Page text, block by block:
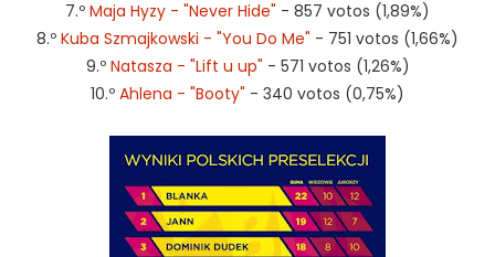
7.º Maja Hyzy - "Never Hide" - 857 votos (1,89%)
8.º Kuba Szmajkowski - "You Do Me" - 751 votos (1,66%)
9.º Natasza - "Lift u up" - 571 votos (1,26%)
10.º Ahlena - "Booty" - 340 votos (0,75%)